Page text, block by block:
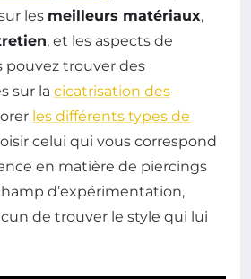
les meilleurs matériaux,
, et les aspects de
pouvez trouver des
sur la cicatrisation des
les différents types de
celui qui vous correspond
en matière de piercings
d’expérimentation,
de trouver le style qui lui